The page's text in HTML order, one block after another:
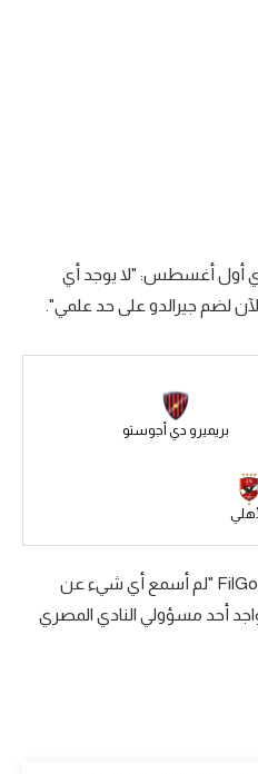
أول أغسطس: "لا يوجد أي
لضم جيرالدو على حد علمي".
بريميرو دي أجوستو
وأضاف في تصريحاته مع FilGoal.com "لم أسمع أي شيء عن
أحد مسؤولي النادي المصري